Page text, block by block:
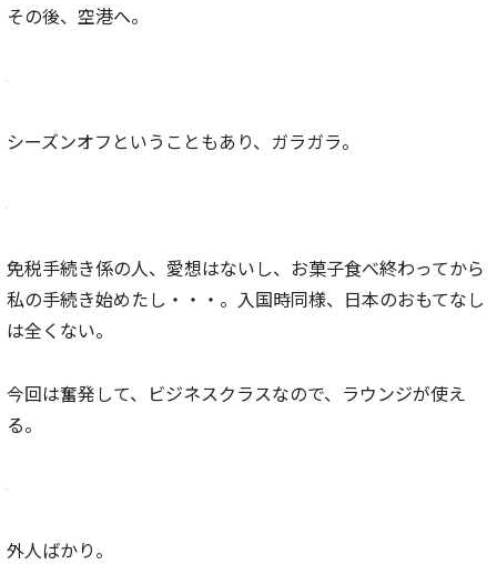
その後、空港へ。
シーズンオフということもあり、ガラガラ。
免税手続き係の人、愛想はないし、お菓子食べ終わってから
私の手続き始めたし・・・。入国時同様、日本のおもてなし
は全くない。
今回は奮発して、ビジネスクラスなので、ラウンジが使え
る。
外人ばかり。